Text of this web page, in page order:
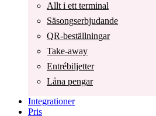
Allt i ett terminal
Säsongserbjudande
QR-beställningar
Take-away
Entrébiljetter
Låna pengar
Integrationer
Pris